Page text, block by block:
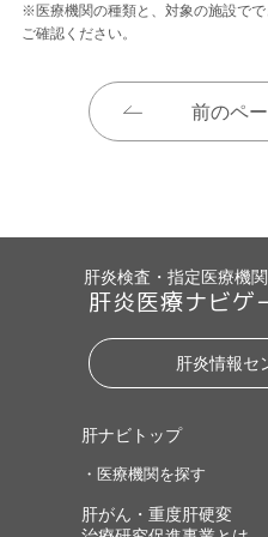
※医療機関の種類と、対象の施設で
ご確認ください。
前のペ
肝炎検査・指定医療機
肝炎医療ナビゲ
肝炎情報セ
肝ナビトップ
・医療機関を探す
肝がん・重度肝硬変